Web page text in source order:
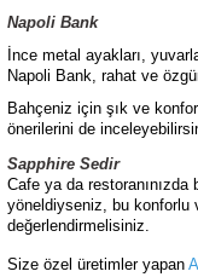
Napoli Bank
İnce metal ayakları,
Napoli Bank, rahat ve
Bahçeniz için şık ve
önerilerini de
Sapphire Sedir
Cafe ya da
yöneldiyseniz, bu konforlu
değerlendirmelisiniz.
Size özel üretimler yapan